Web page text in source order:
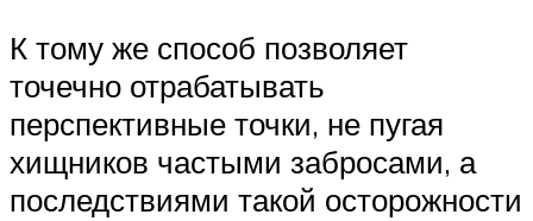
К тому же способ позволяет
точечно отрабатывать
перспективные точки, не пугая
хищников частыми забросами, а
последствиями такой осторожности